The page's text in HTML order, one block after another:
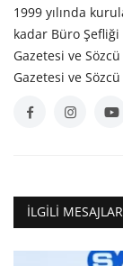
1999 yılında
kadar Büro Şefliği
Gazetesi ve
Gazetesi ve
İLGILI MESAJLAR